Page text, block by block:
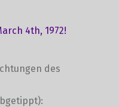
4th, 1972!
des